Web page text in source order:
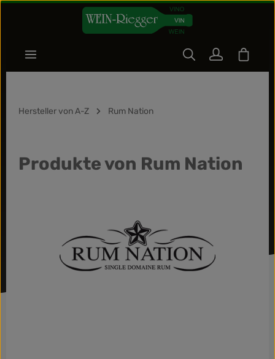
Zum Hauptinhalt springen
Hersteller von A-Z Rum Nation
Produkte von Rum Nation